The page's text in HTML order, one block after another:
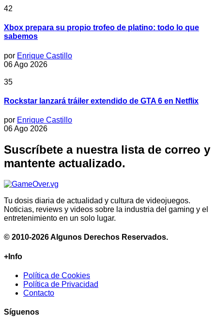
42
Xbox prepara su propio trofeo de platino: todo lo que
sabemos
por Enrique Castillo
06 Ago 2026
35
Rockstar lanzará tráiler extendido de GTA 6 en Netflix
por Enrique Castillo
06 Ago 2026
Suscríbete a nuestra lista de correo y
mantente actualizado.
Tu dosis diaria de actualidad y cultura de videojuegos.
Noticias, reviews y videos sobre la industria del gaming y el
entretenimiento en un solo lugar.
© 2010-2026 Algunos Derechos Reservados.
+Info
Política de Cookies
Política de Privacidad
Contacto
Síguenos